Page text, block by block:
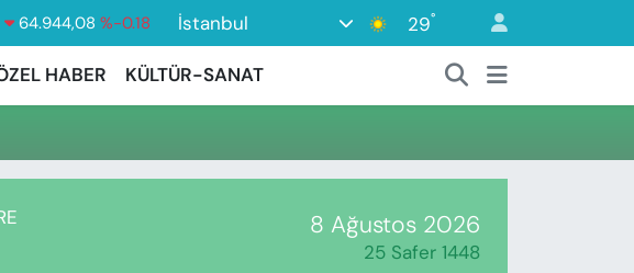
64.944,08 %-0.18
47,7436
%0.18
55,2510 %0.32
6660.55 %0.03
İstanbul 29°
HABER KÜLTÜR-SANAT
8 Ağustos 2026
25 Safer 1448